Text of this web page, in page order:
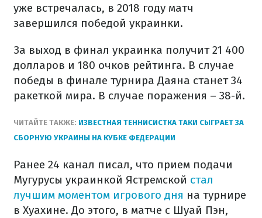
уже встречалась, в 2018 году матч
завершился победой украинки.
За выход в финал украинка получит 21 400
долларов и 180 очков рейтинга. В случае
победы в финале турнира Даяна станет 34
ракеткой мира. В случае поражения – 38-й.
ЧИТАЙТЕ ТАКЖЕ: ИЗВЕСТНАЯ ТЕННИСИСТКА ТАКИ СЫГРАЕТ ЗА
СБОРНУЮ УКРАИНЫ НА КУБКЕ ФЕДЕРАЦИИ
Ранее 24 канал писал, что прием подачи
Мугурусы украинкой Ястремской стал
лучшим моментом игрового дня на турнире
в Хуахине. До этого, в матче с Шуай Пэн,